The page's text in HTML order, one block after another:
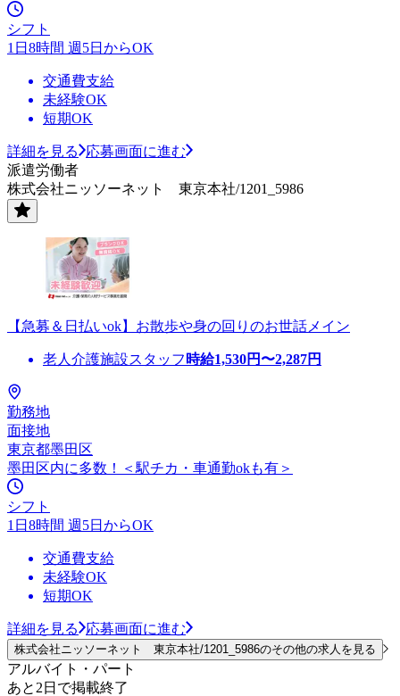
シフト
1日8時間 週5日からOK
交通費支給
未経験OK
短期OK
詳細を見る
応募画面に進む
派遣労働者
株式会社ニッソーネット 東京本社/1201_5986
【急募＆日払いok】お散歩や身の回りのお世話メイン
老人介護施設スタッフ 時給1,530円〜2,287円
勤務地
面接地
東京都墨田区
墨田区内に多数！＜駅チカ・車通勤okも有＞
シフト
1日8時間 週5日からOK
交通費支給
未経験OK
短期OK
詳細を見る 応募画面に進む
株式会社ニッソーネット 東京本社/1201_5986のその他の求人を見る
アルバイト・パート
あと2日で掲載終了